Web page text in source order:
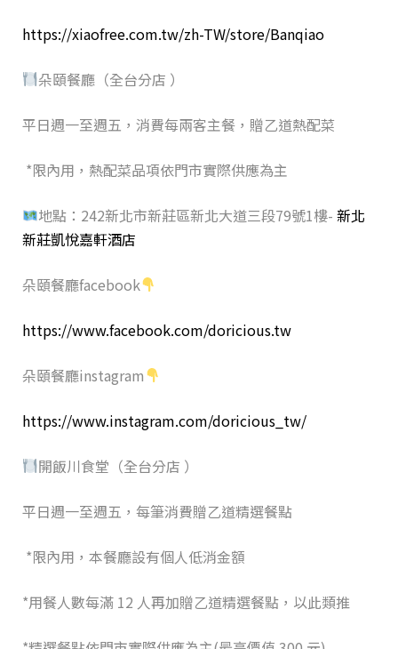
https://xiaofree.com.tw/zh-TW/store/Banqiao
朵頤餐廳（全台分店 ）
平日週一至週五，消費每兩客主餐，贈乙道熱配菜
*限內用，熱配菜品項依門市實際供應為主
地點：242新北市新莊區新北大道三段79號1樓-新北
新莊凱悅嘉軒酒店
朵頤餐廳facebook
https://www.facebook.com/doricious.tw
朵頤餐廳instagram
https://www.instagram.com/doricious_tw/
開飯川食堂（全台分店 ）
平日週一至週五，每筆消費贈乙道精選餐點
*限內用，本餐廳設有個人低消金額
*用餐人數每滿 12 人再加贈乙道精選餐點，以此類推